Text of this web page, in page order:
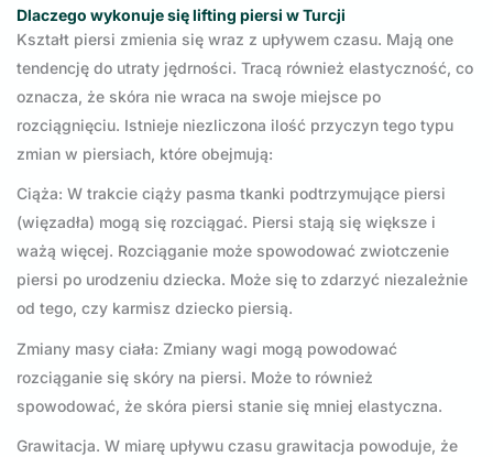
Dlaczego wykonuje się lifting piersi w Turcji
Kształt piersi zmienia się wraz z upływem czasu. Mają one
tendencję do utraty jędrności. Tracą również elastyczność, co
oznacza, że skóra nie wraca na swoje miejsce po
rozciągnięciu. Istnieje niezliczona ilość przyczyn tego typu
zmian w piersiach, które obejmują:
Ciąża: W trakcie ciąży pasma tkanki podtrzymujące piersi
(więzadła) mogą się rozciągać. Piersi stają się większe i
ważą więcej. Rozciąganie może spowodować zwiotczenie
piersi po urodzeniu dziecka. Może się to zdarzyć niezależnie
od tego, czy karmisz dziecko piersią.
Zmiany masy ciała: Zmiany wagi mogą powodować
rozciąganie się skóry na piersi. Może to również
spowodować, że skóra piersi stanie się mniej elastyczna.
Grawitacja. W miarę upływu czasu grawitacja powoduje, że